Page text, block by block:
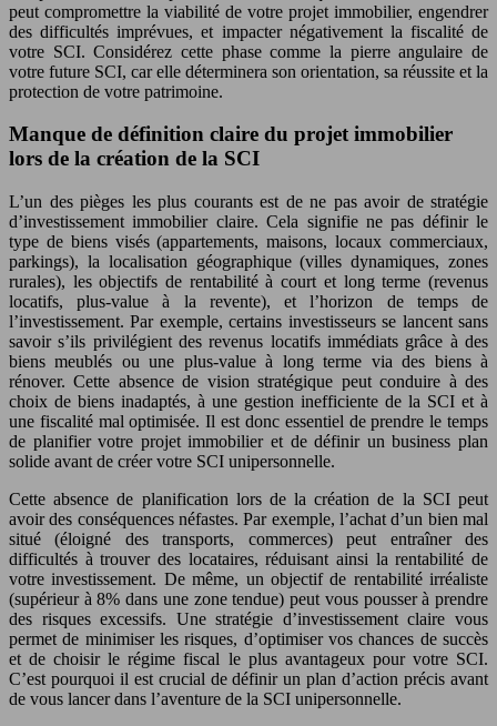
peut compromettre la viabilité de votre projet immobilier, engendrer
des difficultés imprévues, et impacter négativement la fiscalité de
votre SCI. Considérez cette phase comme la pierre angulaire de
votre future SCI, car elle déterminera son orientation, sa réussite et la
protection de votre patrimoine.
Manque de définition claire du projet immobilier
lors de la création de la SCI
L’un des pièges les plus courants est de ne pas avoir de stratégie
d’investissement immobilier claire. Cela signifie ne pas définir le
type de biens visés (appartements, maisons, locaux commerciaux,
parkings), la localisation géographique (villes dynamiques, zones
rurales), les objectifs de rentabilité à court et long terme (revenus
locatifs, plus-value à la revente), et l’horizon de temps de
l’investissement. Par exemple, certains investisseurs se lancent sans
savoir s’ils privilégient des revenus locatifs immédiats grâce à des
biens meublés ou une plus-value à long terme via des biens à
rénover. Cette absence de vision stratégique peut conduire à des
choix de biens inadaptés, à une gestion inefficiente de la SCI et à
une fiscalité mal optimisée. Il est donc essentiel de prendre le temps
de planifier votre projet immobilier et de définir un business plan
solide avant de créer votre SCI unipersonnelle.
Cette absence de planification lors de la création de la SCI peut
avoir des conséquences néfastes. Par exemple, l’achat d’un bien mal
situé (éloigné des transports, commerces) peut entraîner des
difficultés à trouver des locataires, réduisant ainsi la rentabilité de
votre investissement. De même, un objectif de rentabilité irréaliste
(supérieur à 8% dans une zone tendue) peut vous pousser à prendre
des risques excessifs. Une stratégie d’investissement claire vous
permet de minimiser les risques, d’optimiser vos chances de succès
et de choisir le régime fiscal le plus avantageux pour votre SCI.
C’est pourquoi il est crucial de définir un plan d’action précis avant
de vous lancer dans l’aventure de la SCI unipersonnelle.